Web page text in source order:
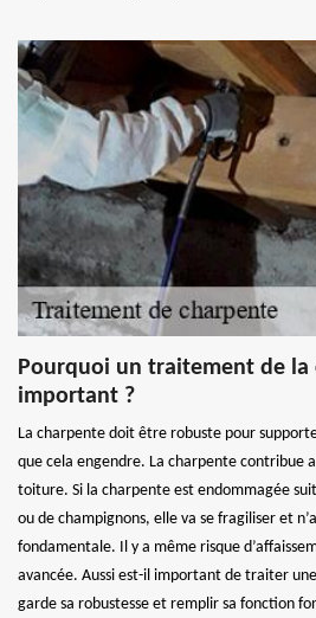
Pourquoi un traitement de la
important ?
La charpente doit être robuste pour
que cela engendre. La charpente contribue
toiture. Si la charpente est endommagée
ou de champignons, elle va se fragiliser et
fondamentale. Il y a même risque
avancée. Aussi est-il important de traiter
garde sa robustesse et remplir sa fonction